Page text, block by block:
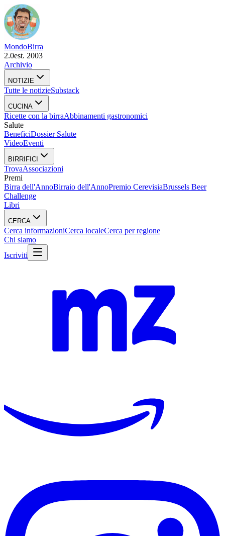
MondoBirra
2.0est. 2003
Archivio
NOTIZIE
Tutte le notizieSubstack
CUCINA
Ricette con la birraAbbinamenti gastronomici
Salute
BeneficiDossier Salute
VideoEventi
BIRRIFICI
TrovaAssociazioni
Premi
Birra dell'AnnoBirraio dell'AnnoPremio CerevisiaBrussels Beer
Challenge
Libri
CERCA
Cerca informazioniCerca localeCerca per regione
Chi siamo
Iscriviti